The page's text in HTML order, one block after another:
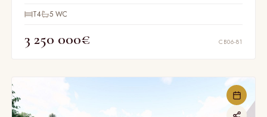
T4 5 WC
3 250 000€ CB06-81